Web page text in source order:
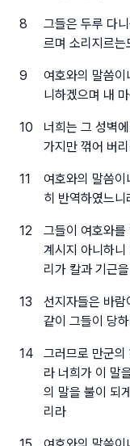
8
그들은 두루 다
르며 소리지르는
9
여호와의 말씀
니하겠으며 내
10
너희는 그 성벽
가지만 꺾어 버
11
여호와의 말씀이
히 반역하였느니
12
그들이 여호와
계시지 아니하
리가 칼과 기근
13
선지자들은 바
같이 그들이 당
14
그러므로 만군의
라 너희가 이 말
의 말을 불이 되
리라